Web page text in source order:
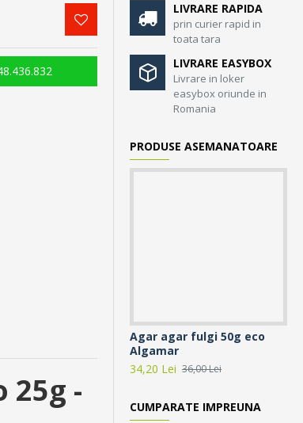
25g -
LIVRARE RAPIDA
prin curier rapid in
toata tara
LIVRARE EASYBOX
Livrare in loker
easybox oriunde in
Romania
PRODUSE ASEMANATOARE
Agar agar fulgi 50g eco
Algamar
34,20 Lei 36,00 Lei
CUMPARATE IMPREUNA